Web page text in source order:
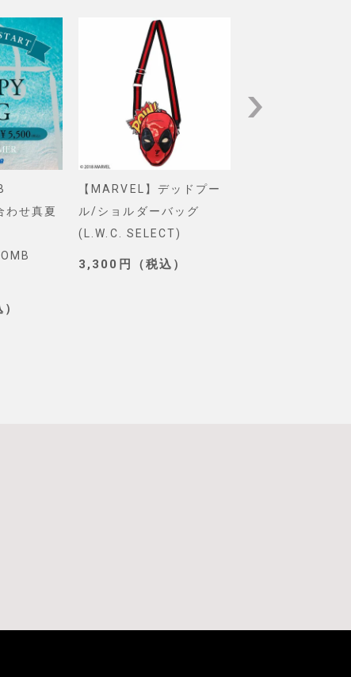
わせ真夏
【MARVEL】デッドプー
ル/ショルダーバッグ
(L.W.C. SELECT)
3,300円（税込）